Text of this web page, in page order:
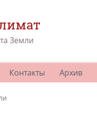
Земли
Контакты Архив